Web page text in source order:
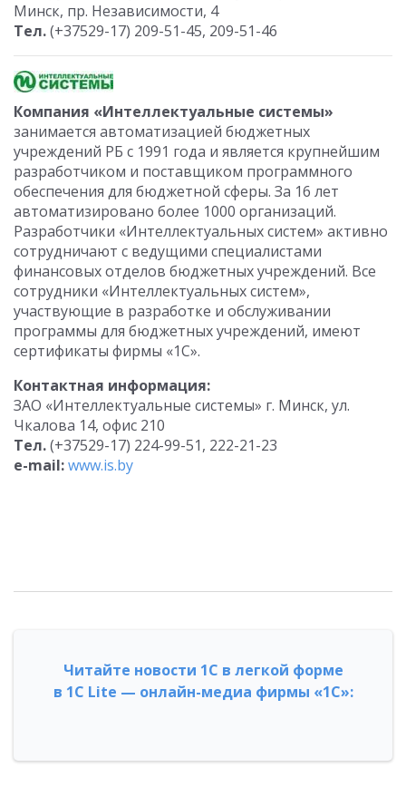
Минск, пр. Независимости, 4
Тел.(+37529-17) 209-51-45, 209-51-46
Компания «Интеллектуальные системы»
занимается автоматизацией бюджетных
учреждений РБ с 1991 года и является крупнейшим
разработчиком и поставщиком программного
обеспечения для бюджетной сферы. За 16 лет
автоматизировано более 1000 организаций.
Разработчики «Интеллектуальных систем» активно
сотрудничают с ведущими специалистами
финансовых отделов бюджетных учреждений. Все
сотрудники «Интеллектуальных систем»,
участвующие в разработке и обслуживании
программы для бюджетных учреждений, имеют
сертификаты фирмы «1С».
Контактная информация:
ЗАО «Интеллектуальные системы» г. Минск, ул.
Чкалова 14, офис 210
Тел.(+37529-17) 224-99-51, 222-21-23
e-mail:www.is.by
Читайте новости 1С в легкой форме
в 1С Lite — онлайн-медиа фирмы «1С»: